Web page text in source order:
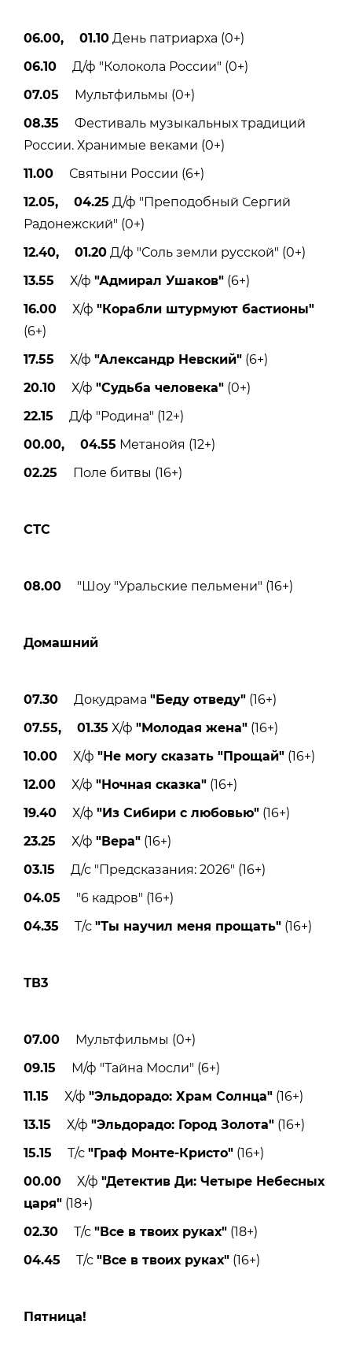
06.00, 01.10 День патриарха (0+)
06.10 Д/ф "Колокола России" (0+)
07.05 Мультфильмы (0+)
08.35 Фестиваль музыкальных традиций
России. Хранимые веками (0+)
11.00 Святыни России (6+)
12.05, 04.25 Д/ф "Преподобный Сергий
Радонежский" (0+)
12.40, 01.20 Д/ф "Соль земли русской" (0+)
13.55 Х/ф "Адмирал Ушаков" (6+)
16.00 Х/ф "Корабли штурмуют бастионы"
(6+)
17.55 Х/ф "Александр Невский" (6+)
20.10 Х/ф "Судьба человека" (0+)
22.15 Д/ф "Родина" (12+)
00.00, 04.55 Метанойя (12+)
02.25 Поле битвы (16+)
СТС
08.00 "Шоу "Уральские пельмени" (16+)
Домашний
07.30 Докудрама "Беду отведу" (16+)
07.55, 01.35 Х/ф "Молодая жена" (16+)
10.00 Х/ф "Не могу сказать "Прощай" (16+)
12.00 Х/ф "Ночная сказка" (16+)
19.40 Х/ф "Из Сибири с любовью" (16+)
23.25 Х/ф "Вера" (16+)
03.15 Д/с "Предсказания: 2026" (16+)
04.05 "6 кадров" (16+)
04.35 Т/с "Ты научил меня прощать" (16+)
ТВ3
07.00 Мультфильмы (0+)
09.15 М/ф "Тайна Мосли" (6+)
11.15 Х/ф "Эльдорадо: Храм Солнца" (16+)
13.15 Х/ф "Эльдорадо: Город Золота" (16+)
15.15 Т/с "Граф Монте-Кристо" (16+)
00.00 Х/ф "Детектив Ди: Четыре Небесных
царя" (18+)
02.30 Т/с "Все в твоих руках" (18+)
04.45 Т/с "Все в твоих руках" (16+)
Пятницa!